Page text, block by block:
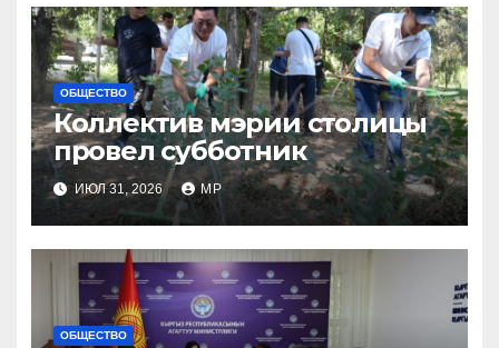
ОБЩЕСТВО
Коллектив мэрии столицы
провел субботник
ИЮЛ 31, 2026 MP
ОБЩЕСТВО